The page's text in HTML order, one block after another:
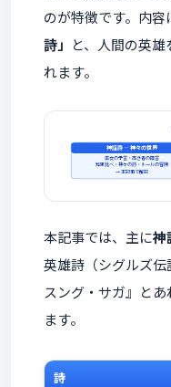
のが特徴です。内容
詩」 と、人間の英雄
れます。
神話詩 ― 神々の世界
巫女の予言・高き者の箴言
知恵比べ・神々の詩・トールの冒険
→ 本記事で解説
本記事では、主に神
英雄詩（シグルズ
スング・サガ』と
ます。
詩